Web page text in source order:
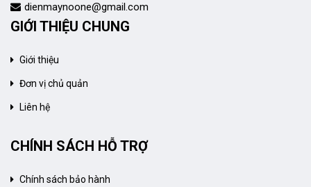
dienmaynoone@gmail.com
GIỚI THIỆU CHUNG
Giới thiệu
Đơn vị chủ quản
Liên hệ
CHÍNH SÁCH HỖ TRỢ
Chính sách bảo hành